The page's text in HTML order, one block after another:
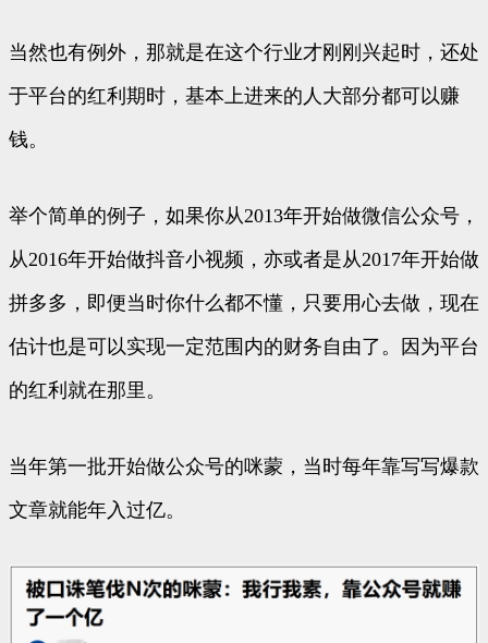
当然也有例外，那就是在这个行业才刚刚兴起时，还处
于平台的红利期时，基本上进来的人大部分都可以赚
钱。
举个简单的例子，如果你从2013年开始做微信公众号，
从2016年开始做抖音小视频，亦或者是从2017年开始做
拼多多，即便当时你什么都不懂，只要用心去做，现在
估计也是可以实现一定范围内的财务自由了。因为平台
的红利就在那里。
当年第一批开始做公众号的咪蒙，当时每年靠写写爆款
文章就能年入过亿。